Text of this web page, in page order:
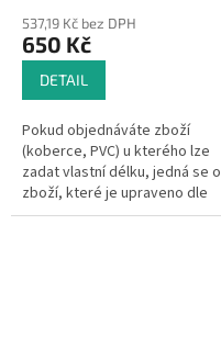
537,19 Kč bez DPH
650 Kč
DETAIL
Pokud objednáváte zboží
(koberce, PVC) u kterého lze
zadat vlastní délku, jedná se o
zboží, které je upraveno dle
Vašeho přání.Pak se dle §1837